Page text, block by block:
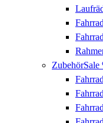
ZubehörSale